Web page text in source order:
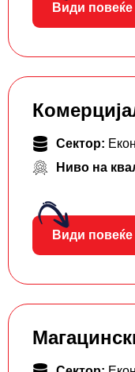
Види повеќе
Сектор:
Ниво на
Види повеќе